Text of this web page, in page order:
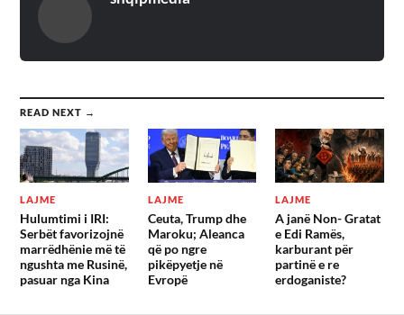
READ NEXT →
LAJME
Hulumtimi i IRI:
Serbët favorizojnë
marrëdhënie më të
ngushta me Rusinë,
pasuar nga Kina
LAJME
Ceuta, Trump dhe
Maroku; Aleanca
që po ngre
pikëpyetje në
Evropë
LAJME
A janë Non- Gratat
e Edi Ramës,
karburant për
partinë e re
erdoganiste?